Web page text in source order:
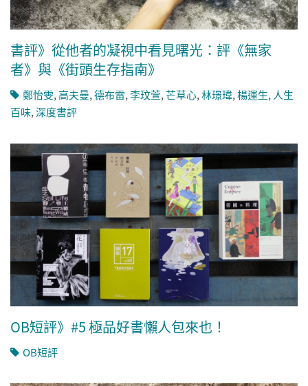
書評》從他者的凝視中看見曙光：評《無家
者》與《街頭生存指南》
鄭怡雯,高夫曼,德布雷,李玟萱,芒草心,林璟瑋,楊運生, 人生
百味,深度書評
OB短評》#5 極品好書懶人包來也！
OB短評